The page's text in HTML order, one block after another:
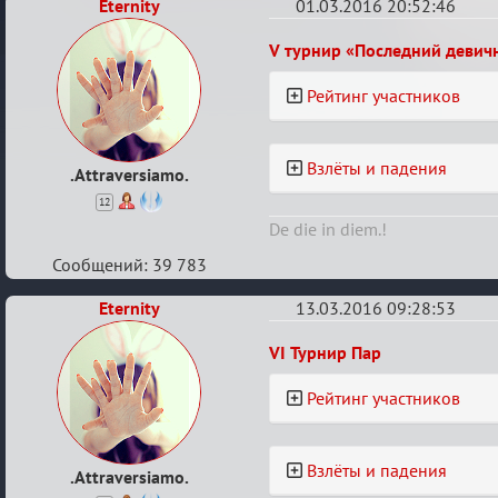
Eternity
.Attraversiamo.
12
01.03.2016 20:52:46
Re:
Турнирный
рейтинг
V турнир «Последний
Рейтинг участников
Взлёты и падения
De die in diem.!
Сообщений: 39 783
Eternity
.Attraversiamo.
13.03.2016 09:28:53
Re:
Турнирный
рейтинг
VI Турнир Пар
Рейтинг участников
Взлёты и падения